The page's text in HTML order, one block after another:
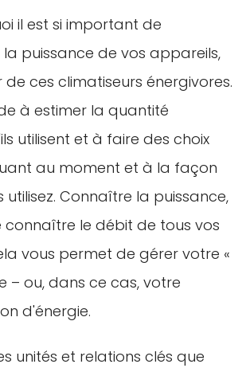
il est si important de
puissance de vos appareils,
ces climatiseurs énergivores.
à estimer la quantité
utilisent et à faire des choix
au moment et à la façon
utilisez. Connaître la puissance,
le débit de tous vos
vous permet de gérer votre «
– ou, dans ce cas, votre
d'énergie.
unités et relations clés que